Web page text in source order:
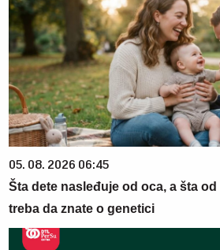
05. 08. 2026 06:45
Šta dete nasleđuje od oca, a šta
treba da znate o genetici